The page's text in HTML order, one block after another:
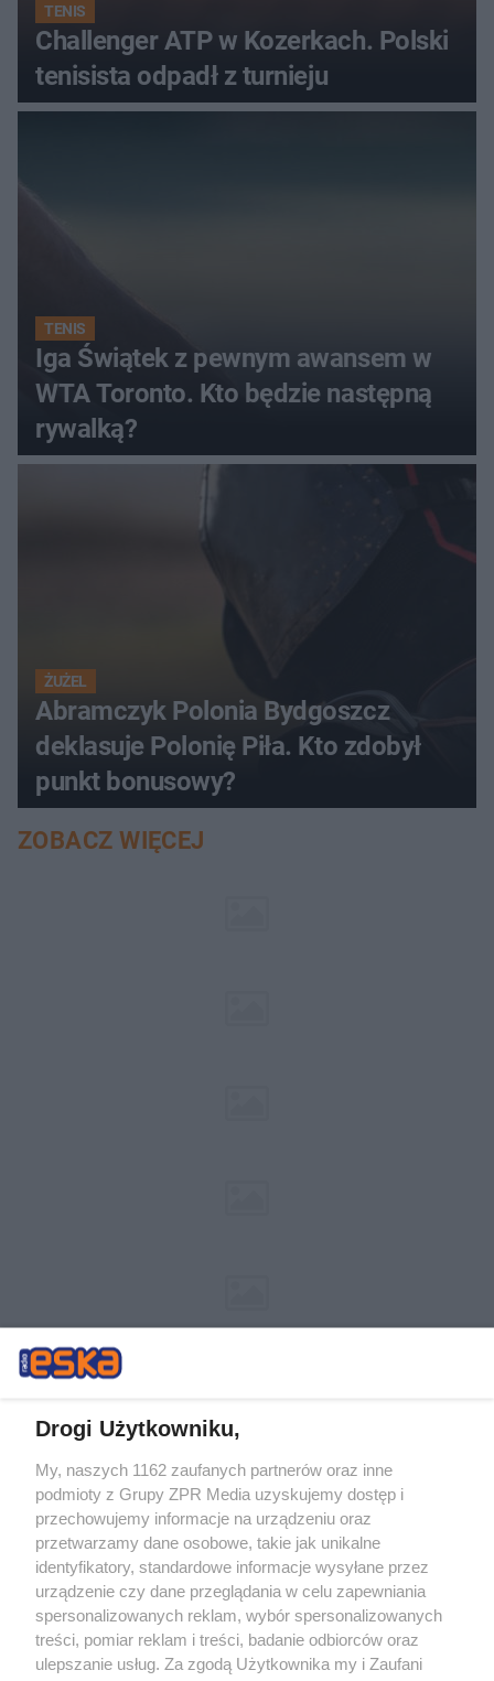
TENIS
Challenger ATP w Kozerkach. Polski
tenisista odpadł z turnieju
TENIS
Iga Świątek z pewnym awansem w
WTA Toronto. Kto będzie następną
rywalką?
ŻUŻEL
Abramczyk Polonia Bydgoszcz
deklasuje Polonię Piła. Kto zdobył
punkt bonusowy?
ZOBACZ WIĘCEJ
Żaden utwór zamieszczony w serwisie nie może być powielany i
rozpowszechniany lub dalej rozpowszechniany w jakikolwiek sposób (w
tym także elektroniczny lub mechaniczny) na jakimkolwiek polu
eksploatacji w jakiejkolwiek formie, włącznie z umieszczaniem w
Internecie bez pisemnej zgody właściciela praw. Jakiekolwiek użycie lub
wykorzystanie utworów w całości lub w części z naruszeniem prawa,
tzn. bez właściwej zgody, jest zabronione pod groźbą kary i może być
ścigane prawnie.
Drogi Użytkowniku,
My, naszych 1162 zaufanych partnerów oraz inne
podmioty z Grupy ZPR Media uzyskujemy dostęp i
przechowujemy informacje na urządzeniu oraz
przetwarzamy dane osobowe, takie jak unikalne
identyfikatory, standardowe informacje wysyłane przez
urządzenie czy dane przeglądania w celu zapewniania
spersonalizowanych reklam, wybór spersonalizowanych
treści, pomiar reklam i treści, badanie odbiorców oraz
ulepszanie usług. Za zgodą Użytkownika my i Zaufani